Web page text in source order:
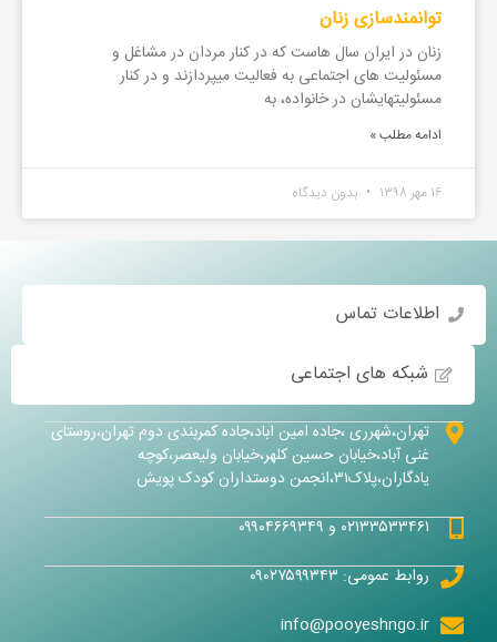
توانمندسازی زنان
زنان در ایران سال هاست که در کنار مردان در مشاغل و
مسئولیت های اجتماعی به فعالیت میپردازند و در کنار
مسئولیتهایشان در خانواده، به
ادامه مطلب »
۱۶ مهر ۱۳۹۸ بدون دیدگاه
اطلاعات تماس
شبکه های اجتماعی
تهران،شهرری ،جاده امین اباد،جاده کمربندی دوم تهران،روستای
غنی آباد،خیابان حسین کلهر،خیابان ولیعصر،کوچه
یادگاران،پلاک۳۱،انجمن دوستداران کودک پویش
۰۲۱۳۳۵۳۳۴۶۱ و ۰۹۹۰۴۶۶۹۳۴۹
روابط عمومی: ۰۹۰۲۷۵۹۹۳۴۳
info@pooyeshngo.ir